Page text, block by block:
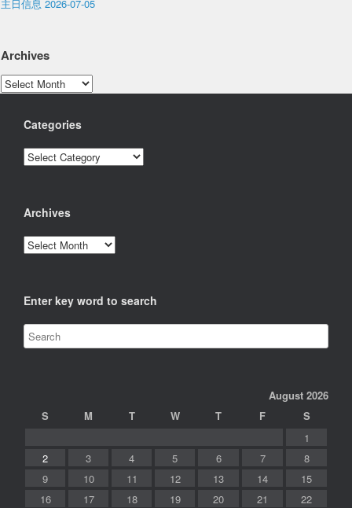
主日信息 2026-07-05
Archives
Archives
Categories
Categories
Archives
Archives
Enter key word to search
August 2026
S
M T W T F
S
1
2
3 4 5 6 7
8
9
10 11 12 13 14
15
16
17 18 19 20 21 22